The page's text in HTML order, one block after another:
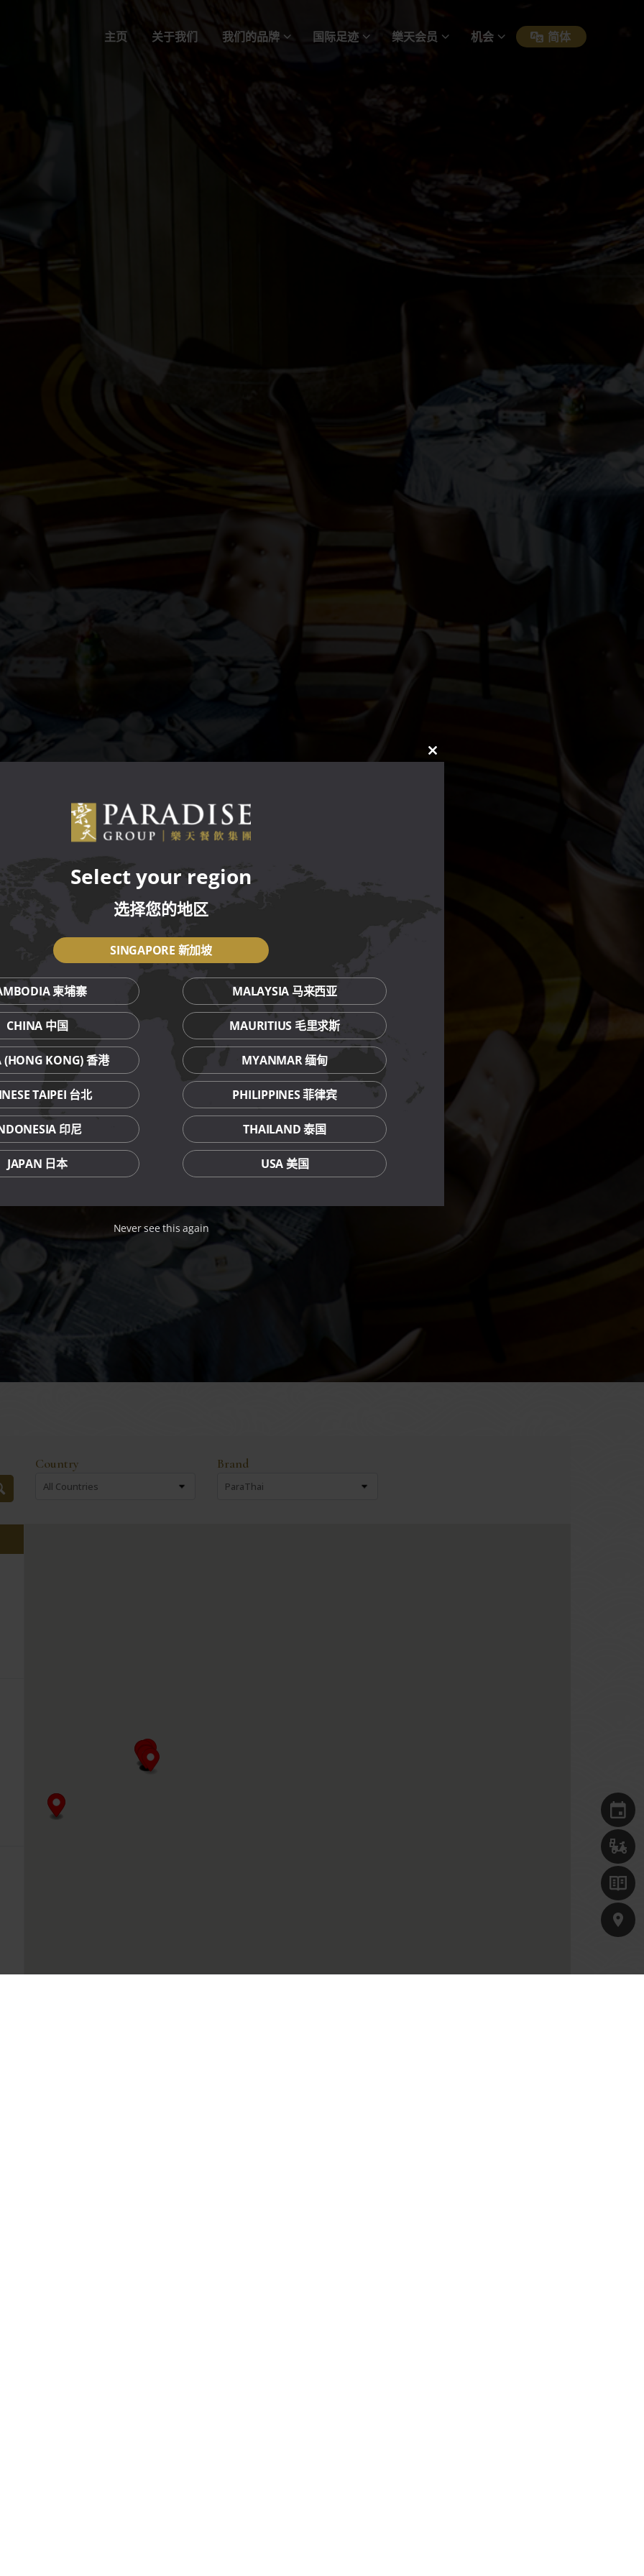
主页 关于我们 我们的品牌 国际足迹 樂天会员 机会 简体
Country
All Countries
Brand
ParaThai
CLOSE
Select your region
选择您的地区
SINGAPORE 新加坡
柬埔寨
CHINA 中国
(HONG KONG) 香港
TAIPEI 台北
印尼
JAPAN 日本
MALAYSIA 马来西亚
MAURITIUS 毛里求斯
MYANMAR 缅甸
PHILIPPINES 菲律宾
THAILAND 泰国
USA 美国
Never see this again